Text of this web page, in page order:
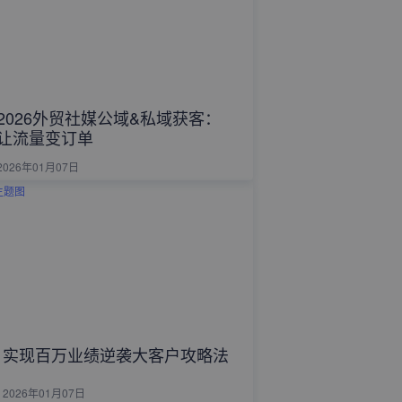
外贸社媒公域&私域获客：
流量变订单
年01月07日
实现百万业绩逆袭大客户攻略法
2026年01月07日